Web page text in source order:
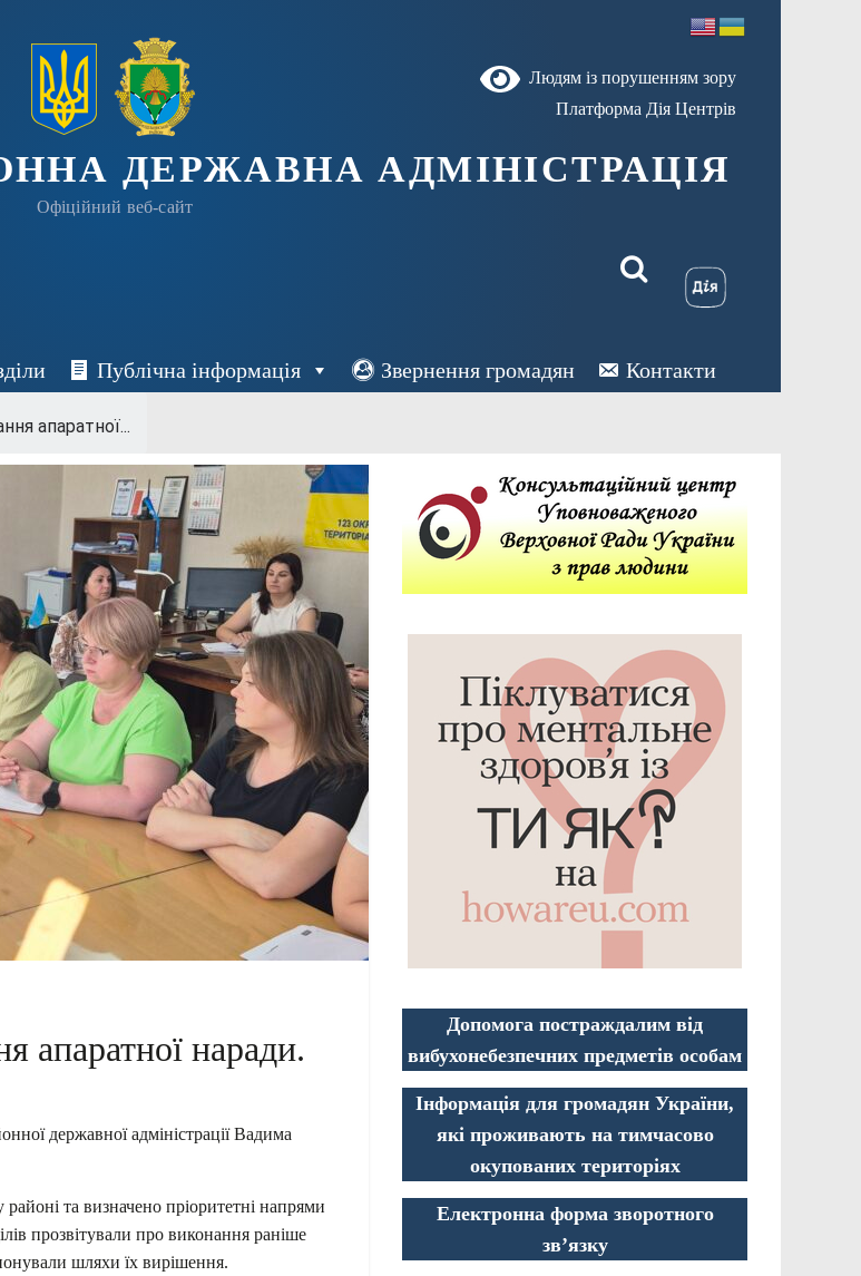
Людям із порушенням зору
Платформа Дія Центрів
ДЕРЖАВНА АДМІНІСТРАЦІЯ
Офіційний веб-сайт
Публічна інформація Звернення громадян Контакти
апаратної...
апаратної наради.
державної адміністрації Вадима
районі та визначено пріоритетні напрями
прозвітували про виконання раніше
шляхи їх вирішення.
Допомога постраждалим від
вибухонебезпечних предметів особам
Інформація для громадян України,
які проживають на тимчасово
окупованих територіях
Електронна форма зворотного
зв’язку